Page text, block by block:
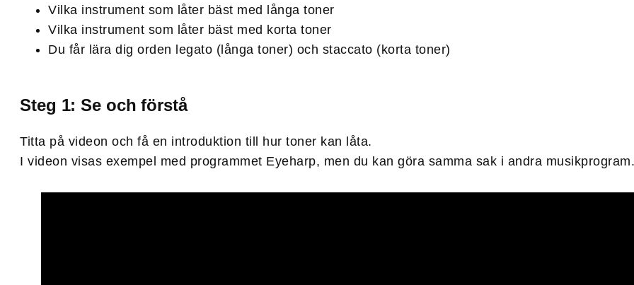
Vilka instrument som låter bäst med långa toner
Vilka instrument som låter bäst med korta toner
Du får lära dig orden legato (långa toner) och staccato (korta toner)
Steg 1: Se och förstå
Titta på videon och få en introduktion till hur toner kan låta.
I videon visas exempel med programmet Eyeharp, men du kan göra samma sak i andra musikprogram.